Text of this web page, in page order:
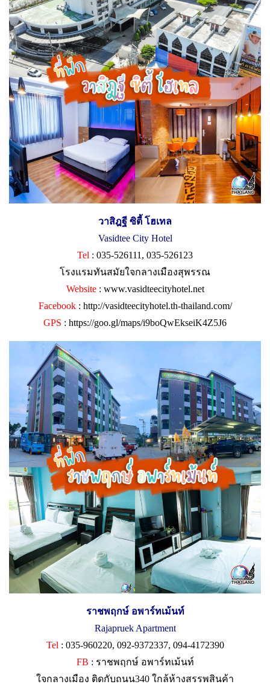
วาสิฎฐี ซิตี้ โฮเทล
Vasidtee City Hotel
Tel : 035-526111, 035-526123
โรงแรมทันสมัยใจกลางเมืองสุพรรณ
Website: www.vasidteecityhotel.net
Facebook: http://vasidteecityhotel.th-thailand.com/
GPS : https://goo.gl/maps/i9boQwEkseiK4Z5J6
ราชพฤกษ์ อพาร์ทเม้นท์
Rajapruek Apartment
Tel : 035-960220, 092-9372337, 094-4172390
FB : ราชพฤกษ์ อพาร์ทเม้นท์
ใจกลางเมือง ติดกับถนน340 ใกล้ห้างสรรพสินค้า